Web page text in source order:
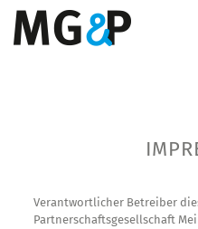
Verantwortlicher Betreiber
Partnerschaftsgesellschaft